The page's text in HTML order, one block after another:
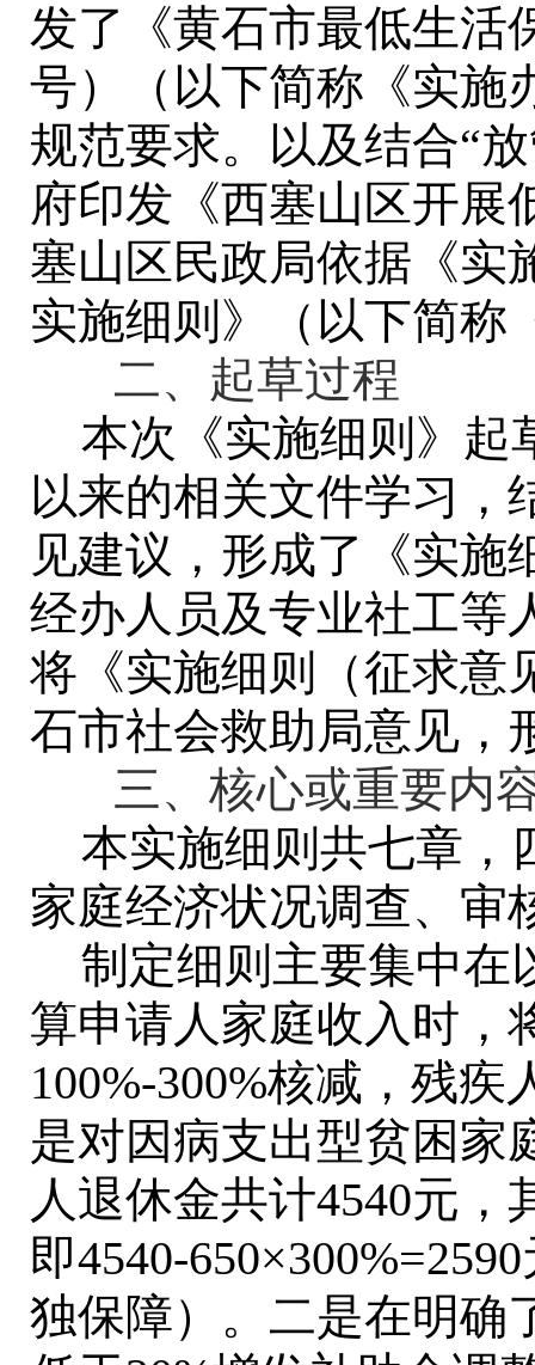
发了《黄石市最低生活
号）（以下简称《实施
规范要求。以及结合“
府印发《西塞山区开展
塞山区民政局依据《实
实施细则》（以下简称
二、起草过程
本次《实施细则》起
以来的相关文件学习，
见建议，形成了
《实施
经办人员及专业社工等
将《实施细则（征求意
石市社会救助局意见，
三、核心或重要内
本实施细则共七章，
家庭经济状况调查、审
制定细则主要集中在
算申请人家庭收入时，
100%-300%核减，残疾
是对因病支出型贫困家
人退休金共计4540元，
即4540-650×300%=2590
独保障）。二是在明确